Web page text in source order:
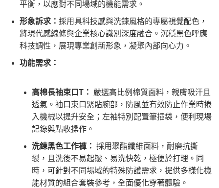
平衡，以應對不同場域的機能需求。
形象訴求： 採用具科技感與洗鍊風格的專屬視覺配色，
將現代感線條與企業核心識別深度融合。沉穩黑色呼應
科技調性，展現專業創新形象，凝聚內部向心力。
功能需求：
高棉長袖束口T：
嚴選高比例棉質面料，親膚吸汗且
透氣。袖口束口緊貼腕部，防風並有效防止作業時捲
入機械以提升安全；左袖特別配置筆插袋，便利現場
記錄與點收操作。
洗鍊黑色工作褲： 採用聚酯纖維面料，耐磨抗撕
裂，且洗後不易起皺、易洗快乾，極便於打理。同
時，可針對不同場域的特殊防護需求，提供多樣化機
能材質的組合套裝參考，全面優化穿著體驗。